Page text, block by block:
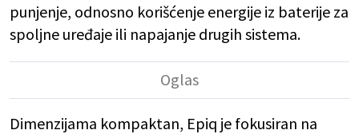
punjenje, odnosno korišćenje energije iz baterije za
spoljne uređaje ili napajanje drugih sistema.
Dimenzijama kompaktan, Epiq je fokusiran na